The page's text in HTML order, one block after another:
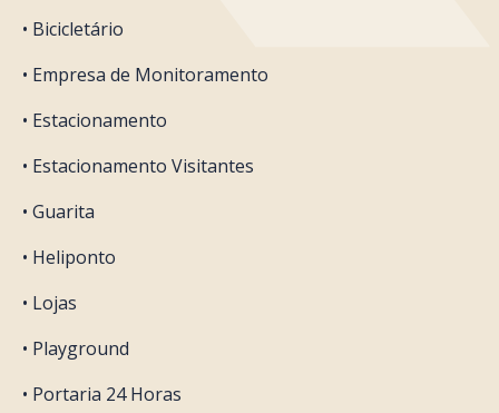
• Bicicletário
• Empresa de Monitoramento
• Estacionamento
• Estacionamento Visitantes
• Guarita
• Heliponto
• Lojas
• Playground
• Portaria 24 Horas